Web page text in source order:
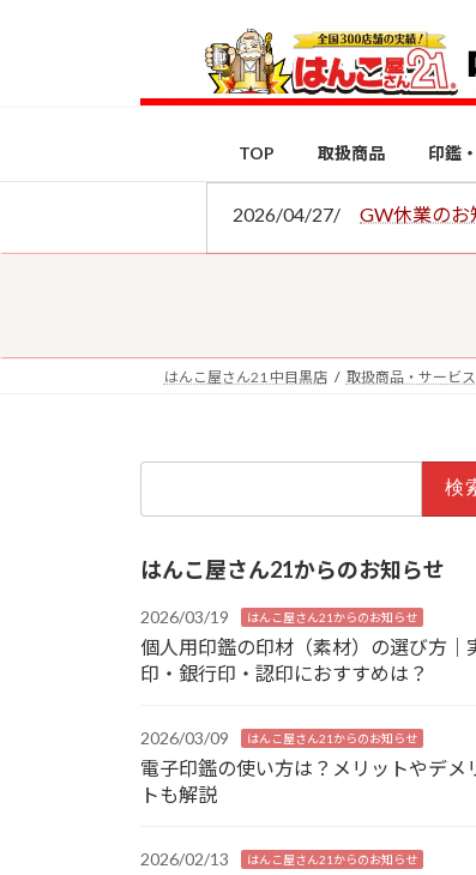
ス
ン
TOP 取扱商品 印鑑
2026/04/27/ GW休業のお
はんこ屋さん21 中目黒店 取扱商品・サービス
はんこ屋さん21からのお知らせ
2026/03/19 はんこ屋さん21からのお知らせ
個人用印鑑の印材（素材）の選び方｜
印・銀行印・認印におすすめは？
2026/03/09 はんこ屋さん21からのお知らせ
電子印鑑の使い方は？メリットやデメ
トも解説
2026/02/13 はんこ屋さん21からのお知らせ